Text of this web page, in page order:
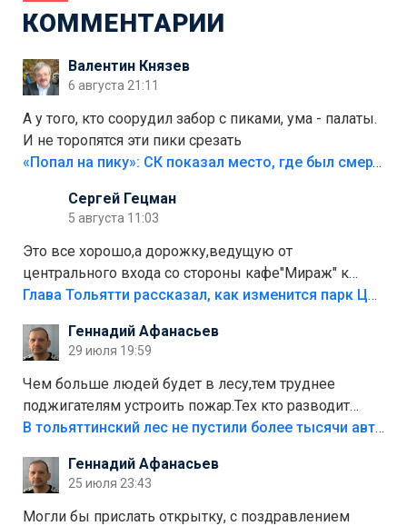
КОММЕНТАРИИ
Валентин Князев
6 августа 21:11
А у того, кто соорудил забор с пиками, ума - палаты.
И не торопятся эти пики срезать
«Попал на пику»: СК показал место, где был смертельно травмирован ребенок в Тольятти
Сергей Гецман
5 августа 11:03
Это все хорошо,а дорожку,ведущую от
центрального входа со стороны кафе"Мираж" к
аттракционам слабо доделать?А то бордюры
лежала в парке и испортилась.Да еще,видимо,часть
украли.
Глава Тольятти рассказал, как изменится парк Центрального района
Геннадий Афанасьев
29 июля 19:59
Чем больше людей будет в лесу,тем труднее
поджигателям устроить пожар.Тех кто разводит
костры,тех надо безбожно штрафовать.Камер полно
Штрафы мизерные.
В тольяттинский лес не пустили более тысячи автомобилей
Геннадий Афанасьев
25 июля 23:43
Могли бы прислать открытку, с поздравлением